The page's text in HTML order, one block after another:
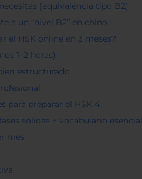
(equivalencia tipo B2)
a un “nivel B2” en chino
el HSK online en 3 meses?
1–2 horas)
estructurado
para preparar el HSK 4
sólidas + vocabulario esencial
mes